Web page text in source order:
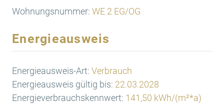
Wohnungsnummer: WE 2 EG/OG
Energieausweis
Energieausweis-Art: Verbrauch
Energieausweis gültig bis: 22.03.2028
Energieverbrauchskennwert: 141,50 kWh/(m²*a)